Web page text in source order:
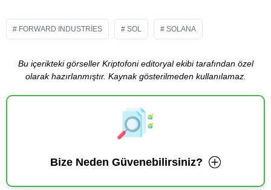
FORWARD INDUSTRIES SOL SOLANA
Bu içerikteki görseller Kriptofoni editoryal ekibi tarafından özel
olarak hazırlanmıştır. Kaynak gösterilmeden kullanılamaz.
Bize Neden Güvenebilirsiniz?